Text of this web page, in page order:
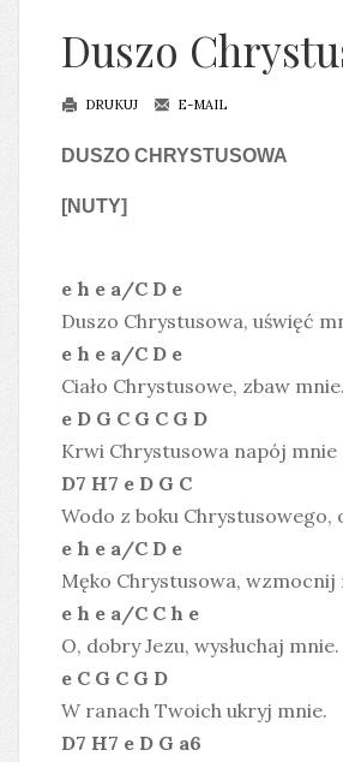
Duszo
DRUKUJ E-MAIL
DUSZO CHRYSTUSOWA
[NUTY]
e h e a/C D e
Duszo Chrystusowa, uświęć
e h e a/C D e
Ciało Chrystusowe, zbaw mnie.
e D G C G C G D
Krwi Chrystusowa napój mnie
D7 H7 e D G C
Wodo z boku Chrystusowego,
e h e a/C D e
Męko Chrystusowa, wzmocnij
e h e a/C C h e
O, dobry Jezu, wysłuchaj mnie.
e C G C G D
W ranach Twoich ukryj mnie.
D7 H7 e D G a6